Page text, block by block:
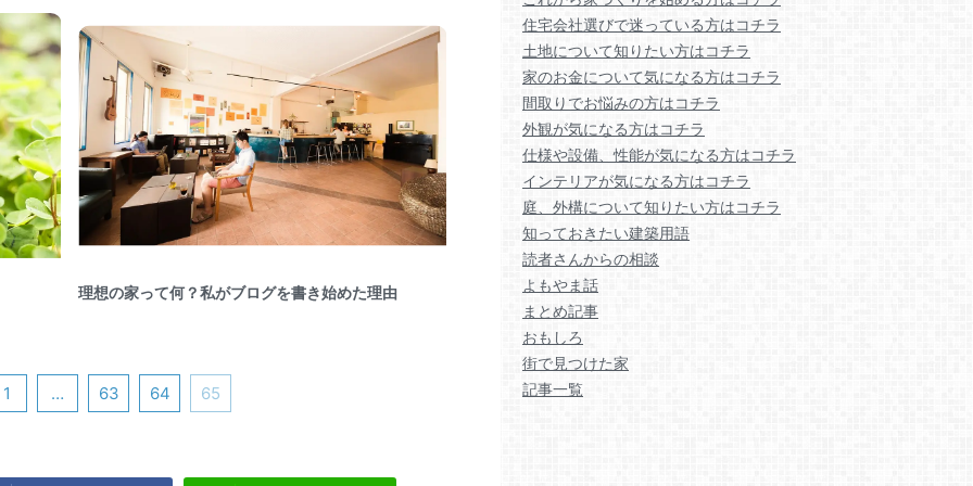
理想の家って何？私がブログを書き始めた理由
1 … 63 64 65
住宅会社選びで迷っている方はコチラ
土地について知りたい方はコチラ
家のお金について気になる方はコチラ
間取りでお悩みの方はコチラ
外観が気になる方はコチラ
仕様や設備、性能が気になる方はコチラ
インテリアが気になる方はコチラ
庭、外構について知りたい方はコチラ
知っておきたい建築用語
読者さんからの相談
よもやま話
まとめ記事
おもしろ
街で見つけた家
記事一覧